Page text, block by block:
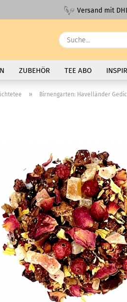
Versand mit
ZUBEHÖR TEE ABO
» Birnengarten: Havelländer